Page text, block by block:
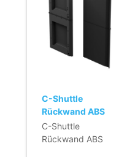
C-Shuttle
Rückwand ABS
C-Shuttle
Rückwand ABS